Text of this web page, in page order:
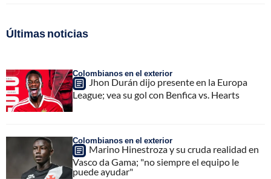
Últimas noticias
Colombianos en el exterior
Jhon Durán dijo presente en la Europa
League; vea su gol con Benfica vs. Hearts
Colombianos en el exterior
Marino Hinestroza y su cruda realidad en
Vasco da Gama; "no siempre el equipo le
puede ayudar"